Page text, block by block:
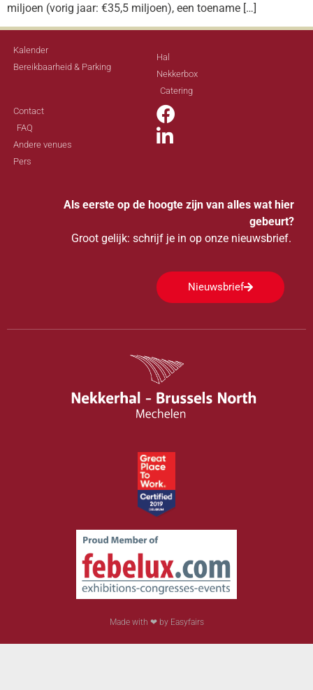
miljoen (vorig jaar: €35,5 miljoen), een toename […]
Kalender
Bereikbaarheid & Parking
Hal
Nekkerbox
Catering
Contact
FAQ
Andere venues
Pers
Als eerste op de hoogte zijn van alles wat hier
gebeurt?
Groot gelijk: schrijf je in op onze nieuwsbrief.
Nieuwsbrief
Made with ❤ by Easyfairs